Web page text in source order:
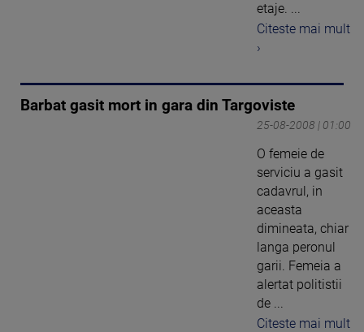
etaje. ...
Citeste mai mult
›
Barbat gasit mort in gara din Targoviste
25-08-2008 | 01:00
O femeie de
serviciu a gasit
cadavrul, in
aceasta
dimineata, chiar
langa peronul
garii. Femeia a
alertat politistii
de ...
Citeste mai mult